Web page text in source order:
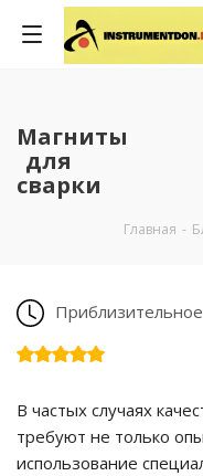
Магниты
для
сварки
Главная -
В частых случаях
требуют не только
использование